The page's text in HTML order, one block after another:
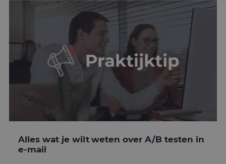
Alles wat je wilt weten over A/B testen in
e-mail